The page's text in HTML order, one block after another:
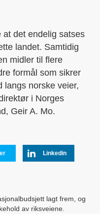
det endelig satses
landet. Samtidig
midler til flere
formål som sikrer
langs norske veier,
i Norges
Geir A. Mo.
Linkedin
lagt frem, og
av riksveiene.